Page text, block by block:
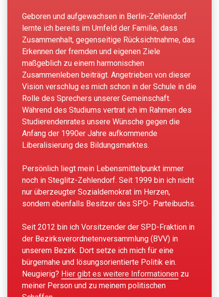
Geboren und aufgewachsen in Berlin-Zehlendorf
lernte ich bereits im Umfeld der Familie, dass
Zusammenhalt, gegenseitige Rücksichtnahme, das
Erkennen der fremden und eigenen Ziele
maßgeblich zu einem harmonischen
Zusammenleben beiträgt. Angetrieben von dieser
Vision verschlug es mich schon in der Schule in die
Rolle des Sprechers unserer Gemeinschaft.
Während des Studiums vertrat ich im Rahmen des
Studierendenrates unsere Wünsche gegen die
Anfang der 1990er Jahre aufkommende
Liberalisierung des Bildungsmarktes.
Persönlich liegt mein Lebensmittelpunkt immer
noch in Steglitz-Zehlendorf. Seit 1999 bin ich nicht
nur überzeugter Sozialdemokrat im Herzen,
sondern ebenfalls Besitzer des SPD- Parteibuchs.
Seit 2012 bin ich Vorsitzender der SPD-Fraktion in
der Bezirksverordnetenversammlung (BVV) in
unserem Bezirk. Dort setze ich mich für eine
bürgernahe und lösungsorientierte Politik ein.
Neugierig? Hier gibt es weitere Informationen zu
meiner Person und zu meinem politischen